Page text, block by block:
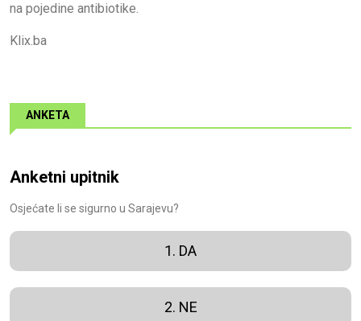
na pojedine antibiotike.
Klix.ba
ANKETA
Anketni upitnik
Osjećate li se sigurno u Sarajevu?
1. DA
2. NE